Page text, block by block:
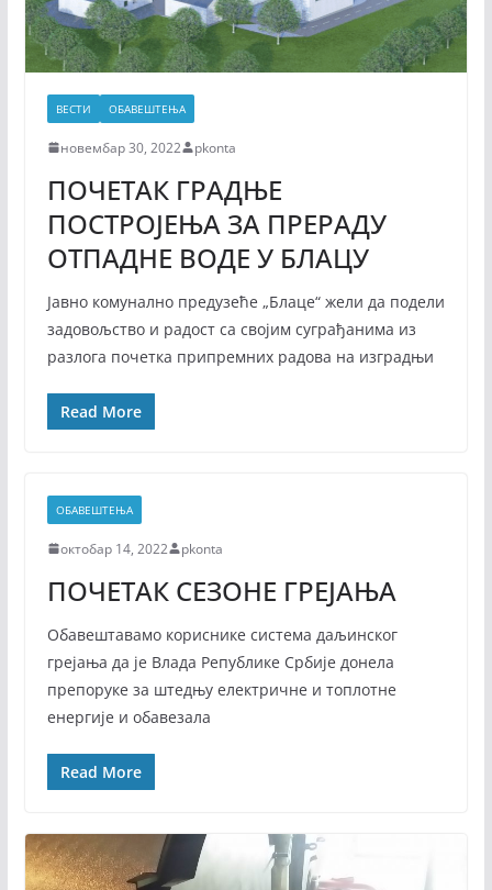
ВЕСТИ ОБАВЕШТЕЊА
новембар 30, 2022 pkonta
ПОЧЕТАК ГРАДЊЕ
ПОСТРОЈЕЊА ЗА ПРЕРАДУ
ОТПАДНЕ ВОДЕ У БЛАЦУ
Јавно комунално предузеће „Блаце“ жели да подели
задовољство и радост са својим суграђанима из
разлога почетка припремних радова на изградњи
Read More
ОБАВЕШТЕЊА
октобар 14, 2022 pkonta
ПОЧЕТАК СЕЗОНЕ ГРЕЈАЊА
Обавештавамо кориснике система даљинског
грејања да је Влада Републике Србије донела
препоруке за штедњу електричне и топлотне
енергије и обавезала
Read More